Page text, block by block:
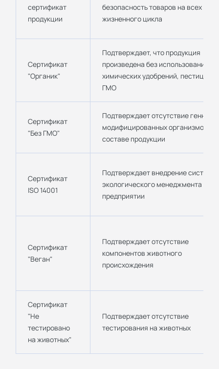
сертификат
продукции
безопасность товаров на всех
жизненного цикла
Сертификат
"Органик"
Подтверждает, что продукция
произведена без использования
химических удобрений,
ГМО
Сертификат
"Без ГМО"
Подтверждает отсутствие генно-
модифицированных организмов в
составе продукции
Сертификат
ISO 14001
Подтверждает внедрение системы
экологического менеджмента на
предприятии
Сертификат
"Веган"
Подтверждает отсутствие
компонентов животного
происхождения
Сертификат
"Не
тестировано
на животных"
Подтверждает отсутствие
тестирования на животных